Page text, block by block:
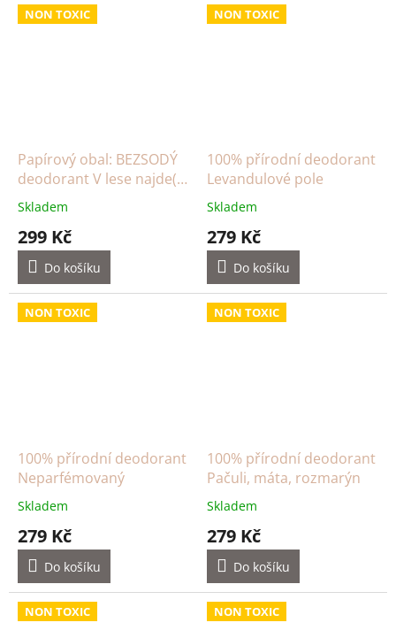
NON TOXIC
Papírový obal: BEZSODÝ
deodorant V lese najde(š)
se
Skladem
299 Kč
Do košíku
NON TOXIC
100% přírodní deodorant
Levandulové pole
Skladem
279 Kč
Do košíku
NON TOXIC
100% přírodní deodorant
Neparfémovaný
Skladem
279 Kč
Do košíku
NON TOXIC
100% přírodní deodorant
Pačuli, máta, rozmarýn
Skladem
279 Kč
Do košíku
NON TOXIC NON TOXIC